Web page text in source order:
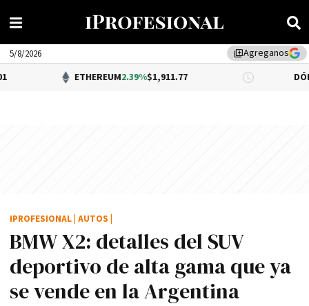
library_addAgreganos
5/8/2026
2.39%$1,911.77 DÓLAR BNA
BMW X2: detalles del SUV
deportivo de alta gama que ya
se vende en la Argentina
IPROFESIONAL AUTOS